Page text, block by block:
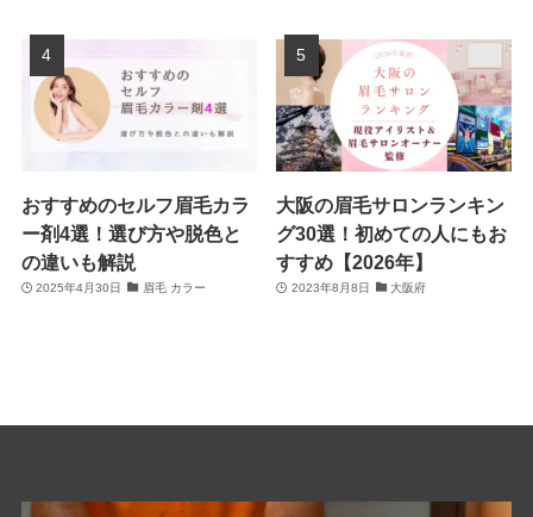
おすすめのセルフ眉毛カラ
ー剤4選！選び方や脱色と
の違いも解説
2025年4月30日 眉毛 カラー
大阪の眉毛サロンランキン
グ30選！初めての人にもお
すすめ【2026年】
2023年8月8日 大阪府